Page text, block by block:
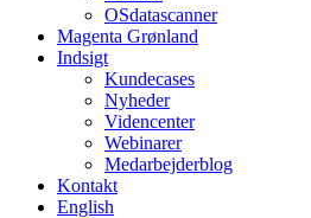
OSdatascanner
Magenta Grønland
Indsigt
Kundecases
Nyheder
Videncenter
Webinarer
Medarbejderblog
Kontakt
English